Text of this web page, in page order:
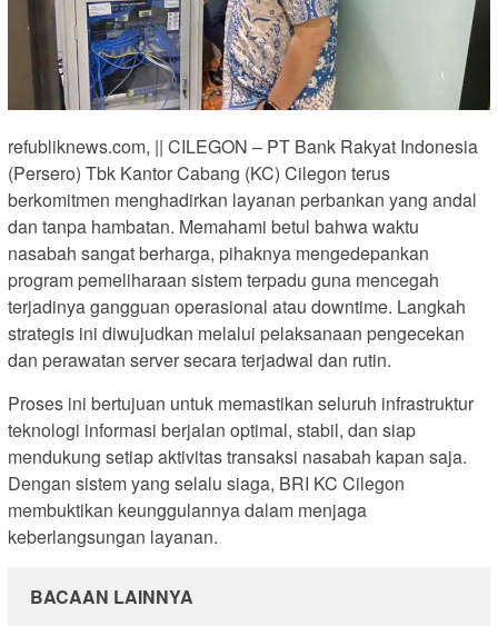
refubliknews.com, || CILEGON – PT Bank Rakyat Indonesia
(Persero) Tbk Kantor Cabang (KC) Cilegon terus
berkomitmen menghadirkan layanan perbankan yang andal
dan tanpa hambatan. Memahami betul bahwa waktu
nasabah sangat berharga, pihaknya mengedepankan
program pemeliharaan sistem terpadu guna mencegah
terjadinya gangguan operasional atau downtime. Langkah
strategis ini diwujudkan melalui pelaksanaan pengecekan
dan perawatan server secara terjadwal dan rutin.
Proses ini bertujuan untuk memastikan seluruh infrastruktur
teknologi informasi berjalan optimal, stabil, dan siap
mendukung setiap aktivitas transaksi nasabah kapan saja.
Dengan sistem yang selalu siaga, BRI KC Cilegon
membuktikan keunggulannya dalam menjaga
keberlangsungan layanan.
BACAAN LAINNYA